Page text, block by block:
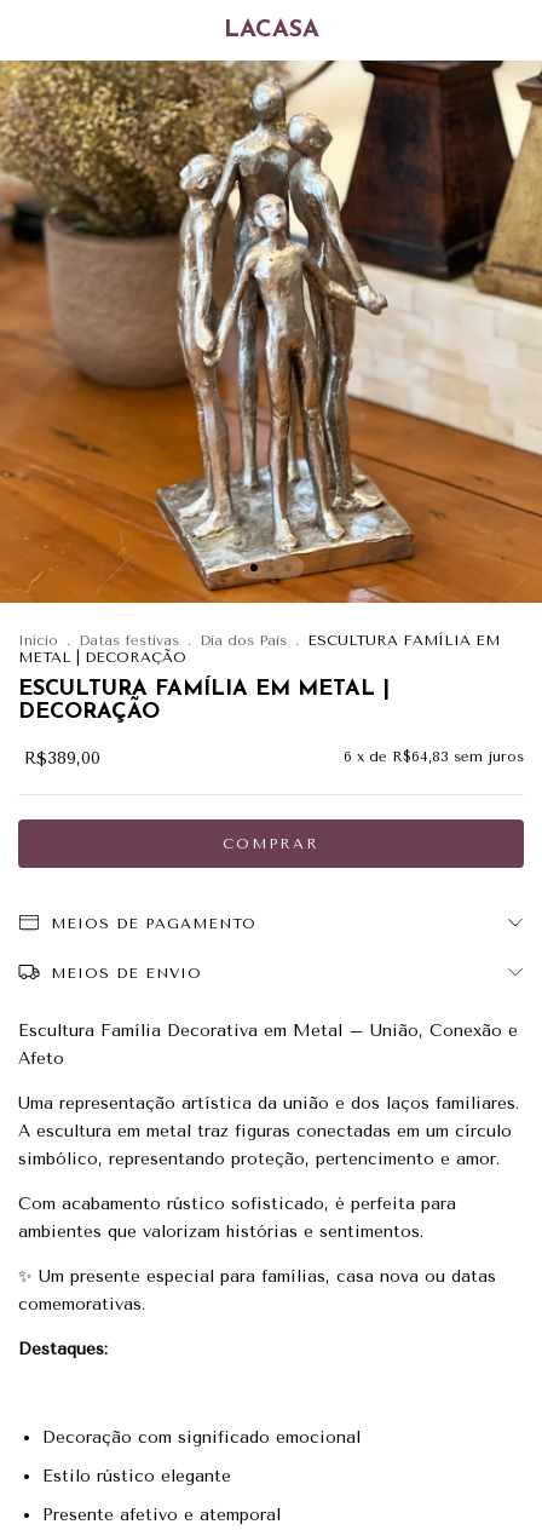
LACASA
Início . Datas festivas . Dia dos Pais .
ESCULTURA FAMÍLIA EM
METAL | DECORAÇÃO
ESCULTURA FAMÍLIA EM METAL |
DECORAÇÃO
R$389,00 6 x de R$64,83 sem juros
MEIOS DE PAGAMENTO
MEIOS DE ENVIO
Escultura Família Decorativa em Metal – União, Conexão e
Afeto
Uma representação artística da união e dos laços familiares.
A escultura em metal traz figuras conectadas em um círculo
simbólico, representando proteção, pertencimento e amor.
Com acabamento rústico sofisticado, é perfeita para
ambientes que valorizam histórias e sentimentos.
✨ Um presente especial para famílias, casa nova ou datas
comemorativas.
Destaques:
Decoração com significado emocional
Estilo rústico elegante
Presente afetivo e atemporal